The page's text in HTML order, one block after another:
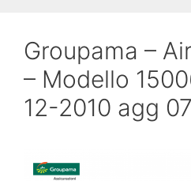
Groupama –
– Modello
12-2010 agg